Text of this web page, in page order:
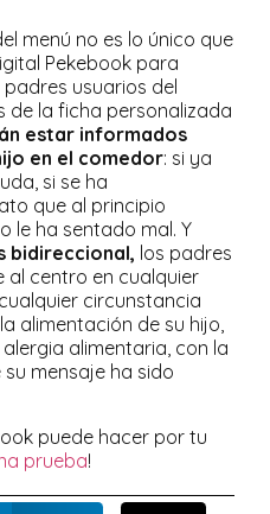
menú no es lo único que
Pekebook para
usuarios del
de la ficha personalizada
estar informados
en el comedor: si ya
si se ha
que al principio
le ha sentado mal. Y
bidireccional, los padres
al centro en cualquier
circunstancia
alimentación de su hijo,
alimentaria, con la
mensaje ha sido
puede hacer por tu
prueba!